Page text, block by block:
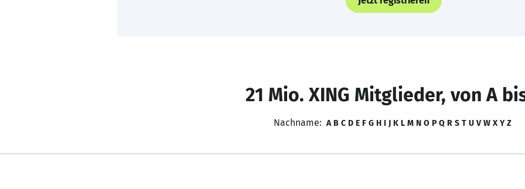
21 Mio. XING Mitglieder, von A
Nachname: A B C D E F G H I J K L M N O P Q R S T U V W X Y Z